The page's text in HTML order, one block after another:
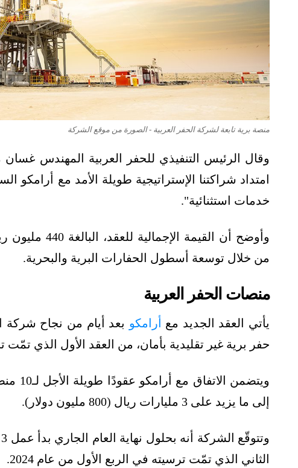
منصة برية تابعة لشركة الحفر العربية - الصورة من موقع الشركة
وقال الرئيس التنفيذي للحفر العربية المهندس
امتداد شراكتنا الإستراتيجية طويلة الأمد مع أرامكو
خدمات استثنائية".
وأوضح أن
من خلال توسعة أسطول الحفارات البرية والبحرية.
منصات الحفر العربية
يأتي العقد الجديد مع أرامكو
حفر برية غير تقليدية بأمان، من العقد الأول الذي تمّت
إلى ما يزيد على 3 مليارات ريال (800 مليون دولار).
الثاني الذي تمّت ترسيته في الربع الأول من عام 2024.